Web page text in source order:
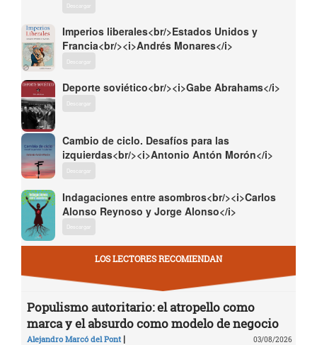
Descargar
Imperios liberales<br/>Estados Unidos y
Francia<br/><i>Andrés Monares</i>
Descargar
Deporte soviético<br/><i>Gabe Abrahams</i>
Descargar
Cambio de ciclo. Desafíos para las
izquierdas<br/><i>Antonio Antón Morón</i>
Descargar
Indagaciones entre asombros<br/><i>Carlos
Alonso Reynoso y Jorge Alonso</i>
Descargar
LOS LECTORES RECOMIENDAN
Populismo autoritario: el atropello como
marca y el absurdo como modelo de negocio
Alejandro Marcó del Pont | 03/08/2026